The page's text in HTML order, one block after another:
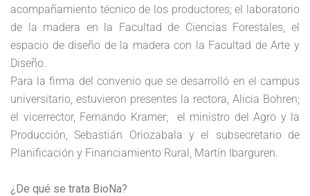
acompañamiento técnico de los productores; el laboratorio
de la madera en la Facultad de Ciencias Forestales, el
espacio de diseño de la madera con la Facultad de Arte y
Diseño.
Para la firma del convenio que se desarrolló en el campus
universitario, estuvieron presentes la rectora, Alicia Bohren;
el vicerrector, Fernando Kramer; el ministro del Agro y la
Producción, Sebastián Oriozabala y el subsecretario de
Planificación y Financiamiento Rural, Martín Ibarguren.
¿De qué se trata BioNa?